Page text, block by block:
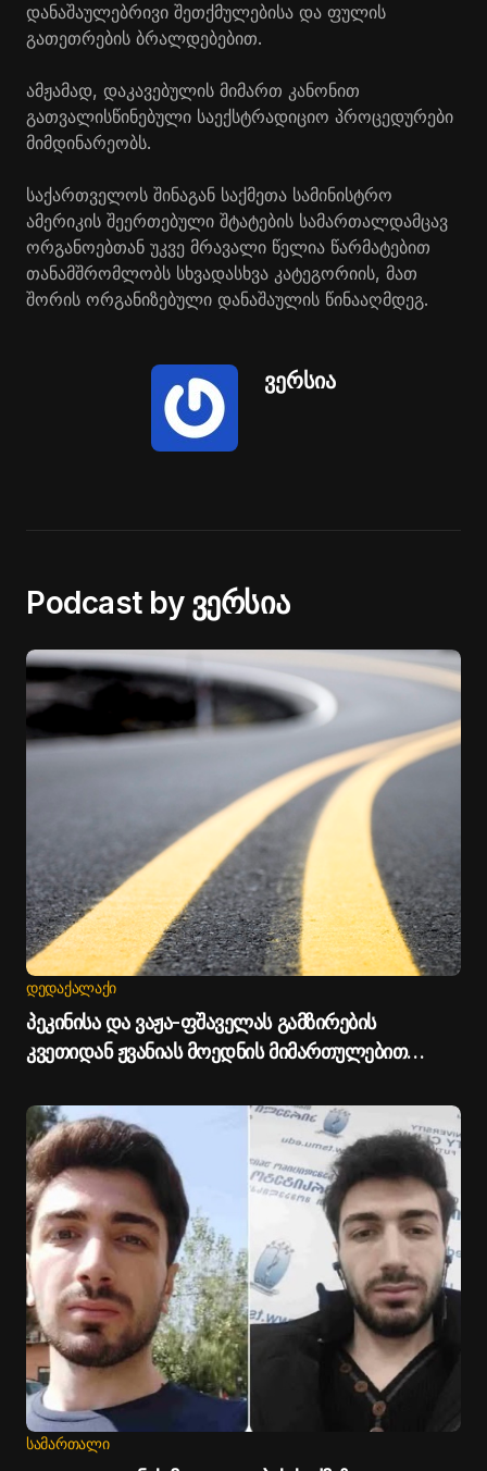
დანაშაულებრივი შეთქმულებისა და ფულის
გათეთრების ბრალდებებით.
ამჟამად, დაკავებულის მიმართ კანონით
გათვალისწინებული საექსტრადიციო პროცედურები
მიმდინარეობს.
საქართველოს შინაგან საქმეთა სამინისტრო
ამერიკის შეერთებული შტატების სამართალდამცავ
ორგანოებთან უკვე მრავალი წელია წარმატებით
თანამშრომლობს სხვადასხვა კატეგორიის, მათ
შორის ორგანიზებული დანაშაულის წინააღმდეგ.
ვერსია
Podcast by ვერსია
ᲓᲔᲓᲐᲥᲐᲚᲐᲥᲘ
პეკინისა და ვაჟა-ფშაველას გამზირების
კვეთიდან ჟვანიას მოედნის მიმართულებით
მერია
ᲡᲐᲛᲐᲠᲗᲐᲚᲘ